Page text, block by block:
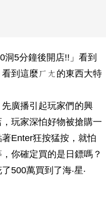
洞5分鐘後開店!!」看到
到這麼ㄏㄤ的東西大特
廣播引起玩家們的興
玩家深怕好物被搶購一
Enter狂按猛按，就怕
你確定買的是日鏢嗎？
500萬買到了海‧星‧